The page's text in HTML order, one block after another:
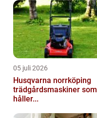
05 juli 2026
Husqvarna norrköping
trädgårdsmaskiner som
håller...